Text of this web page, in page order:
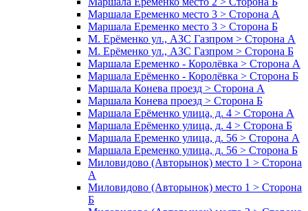
Маршала Еременко место 3 > Сторона А
Маршала Еременко место 3 > Сторона Б
М. Ерёменко ул., АЗС Газпром > Сторона А
М. Ерёменко ул., АЗС Газпром > Сторона Б
Маршала Еременко - Королёвка > Сторона А
Маршала Ерёменко - Королёвка > Сторона Б
Маршала Конева проезд > Сторона А
Маршала Конева проезд > Сторона Б
Маршала Ерёменко улица, д. 4 > Сторона А
Маршала Ерёменко улица, д. 4 > Сторона Б
Маршала Еременко улица, д. 56 > Сторона А
Маршала Еременко улица, д. 56 > Сторона Б
Миловидово (Авторынок) место 1 > Сторона
А
Миловидово (Авторынок) место 1 > Сторона
Б